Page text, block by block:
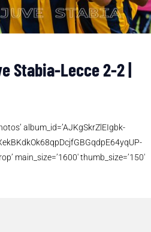
Stabia-Lecce 2-2 |
album_id=’AJKgSkrZlEIgbk-
main_size=’1600′ thumb_size=’150′